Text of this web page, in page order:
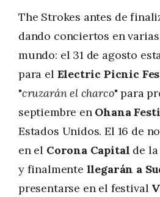
The Strokes antes de
dando conciertos en
mundo: el 31 de agosto
para el Electric Picnic
"cruzarán el charco" para
septiembre en Ohana
Estados Unidos. El 16 de
en el Corona Capital de
y finalmente llegarán a
presentarse en el festival